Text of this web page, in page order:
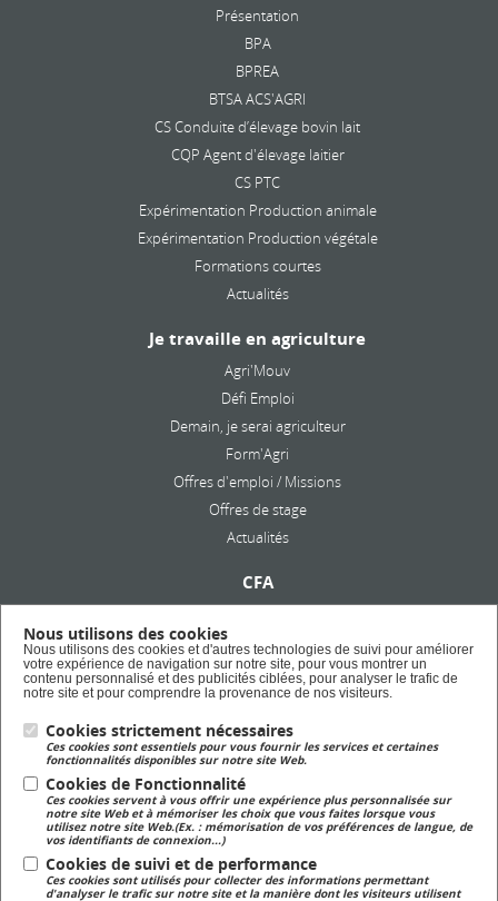
Présentation
BPA
BPREA
BTSA ACS'AGRI
CS Conduite d’élevage bovin lait
CQP Agent d'élevage laitier
CS PTC
Expérimentation Production animale
Expérimentation Production végétale
Formations courtes
Actualités
Je travaille en agriculture
Agri'Mouv
Défi Emploi
Demain, je serai agriculteur
Form'Agri
Offres d'emploi / Missions
Offres de stage
Actualités
CFA
Formation en alternance
Taxe d'apprentissage
Lycée Privé
Formation Scolaire
Formation Continue
Formation continue pour adulte
Magasin
Nous utilisons des cookies
Nous utilisons des cookies et d'autres technologies de suivi pour améliorer
votre expérience de navigation sur notre site, pour vous montrer un
contenu personnalisé et des publicités ciblées, pour analyser le trafic de
notre site et pour comprendre la provenance de nos visiteurs.
Cookies strictement nécessaires
Ces cookies sont essentiels pour vous fournir les services et certaines
fonctionnalités disponibles sur notre site Web.
Cookies de Fonctionnalité
Ces cookies servent à vous offrir une expérience plus personnalisée sur
notre site Web et à mémoriser les choix que vous faites lorsque vous
utilisez notre site Web.(Ex. : mémorisation de vos préférences de langue, de
vos identifiants de connexion...)
Cookies de suivi et de performance
Ces cookies sont utilisés pour collecter des informations permettant
d'analyser le trafic sur notre site et la manière dont les visiteurs utilisent